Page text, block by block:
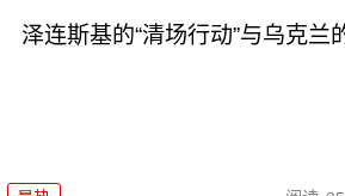
泽连斯基的“清场行动”与乌克兰